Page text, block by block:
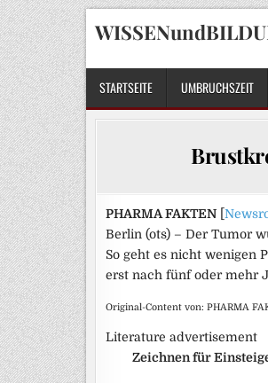
Skip
to
content
STARTSEITE UMBRUCHSZEIT
PHARMA FAKTEN
Berlin (ots) – Der Tumor
So geht es nicht wenigen
erst nach fünf oder mehr
Original-Content von: PHARMA
Literature advertisement
Zeichnen für